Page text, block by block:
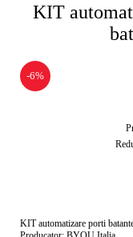
KIT
-6%
KIT automatizare porti